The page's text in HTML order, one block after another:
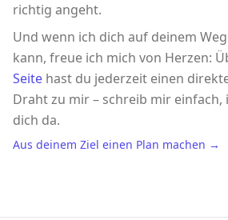
richtig angeht.
Und wenn ich dich auf deinem
kann, freue ich mich von Herzen:
Seite hast du jederzeit einen
Draht zu mir – schreib mir
dich da.
Aus deinem Ziel einen Plan machen →